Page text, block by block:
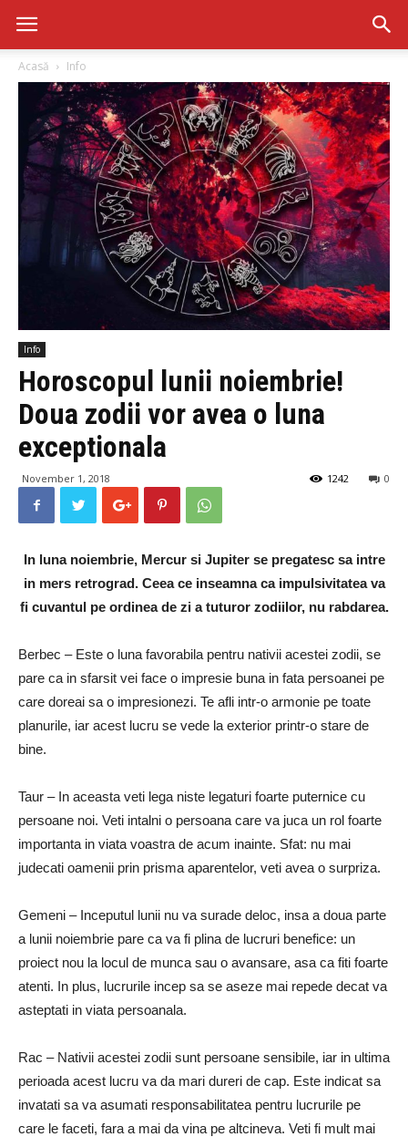
Acasă Info
Info
Horoscopul lunii noiembrie!
Doua zodii vor avea o luna
exceptionala
November 1, 2018 0
1242
In luna noiembrie, Mercur si Jupiter se pregatesc sa intre
in mers retrograd. Ceea ce inseamna ca impulsivitatea va
fi cuvantul pe ordinea de zi a tuturor zodiilor, nu rabdarea.
Berbec – Este o luna favorabila pentru nativii acestei zodii, se
pare ca in sfarsit vei face o impresie buna in fata persoanei pe
care doreai sa o impresionezi. Te afli intr-o armonie pe toate
planurile, iar acest lucru se vede la exterior printr-o stare de
bine.
Taur – In aceasta veti lega niste legaturi foarte puternice cu
persoane noi. Veti intalni o persoana care va juca un rol foarte
importanta in viata voastra de acum inainte. Sfat: nu mai
judecati oamenii prin prisma aparentelor, veti avea o surpriza.
Gemeni – Inceputul lunii nu va surade deloc, insa a doua parte
a lunii noiembrie pare ca va fi plina de lucruri benefice: un
proiect nou la locul de munca sau o avansare, asa ca fiti foarte
atenti. In plus, lucrurile incep sa se aseze mai repede decat va
asteptati in viata persoanala.
Rac – Nativii acestei zodii sunt persoane sensibile, iar in ultima
perioada acest lucru va da mari dureri de cap. Este indicat sa
invatati sa va asumati responsabilitatea pentru lucrurile pe
care le faceti, fara a mai da vina pe altcineva. Veti fi mult mai